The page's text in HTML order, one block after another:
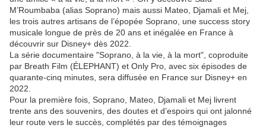
M’Roumbaba (alias Soprano) mais aussi Mateo, Djamali et Mej,
les trois autres artisans de l’épopée Soprano, une success story
musicale longue de près de 20 ans et inégalée en France à
découvrir sur Disney+ dès 2022.
La série documentaire "Soprano, à la vie, à la mort", coproduite
par Breath Film (ÉLEPHANT) et Only Pro, avec six épisodes de
quarante-cinq minutes, sera diffusée en France sur Disney+ en
2022.
Pour la première fois, Soprano, Mateo, Djamali et Mej livrent
trente ans des souvenirs, des doutes et d’espoirs qui ont jalonné
leur route vers le succès, complétés par des témoignages